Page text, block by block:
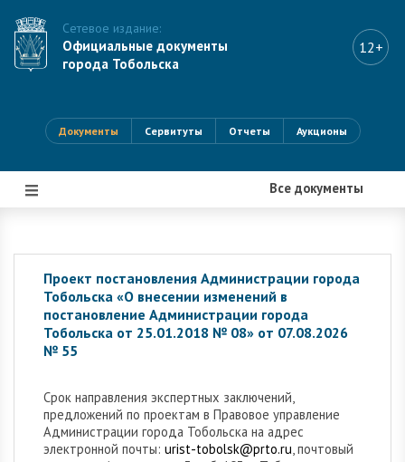
Сетевое издание:
Официальные документы
города Тобольска
12+
Документы Сервитуты Отчеты Аукционы
Все документы
|||
Проект постановления Администрации города
Тобольска «О внесении изменений в
постановление Администрации города
Тобольска от 25.01.2018 № 08» от 07.08.2026
№ 55
Cрок направления экспертных заключений,
предложений по проектам в Правовое управление
Администрации города Тобольска на адрес
электронной почты: urist-tobolsk@prto.ru, почтовый